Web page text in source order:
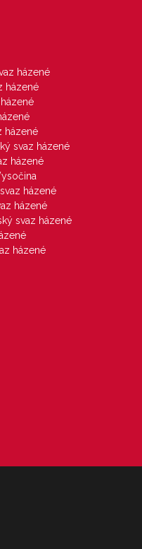
házené
házené
házené
svaz házené
házené
házené
házené
svaz házené
házené